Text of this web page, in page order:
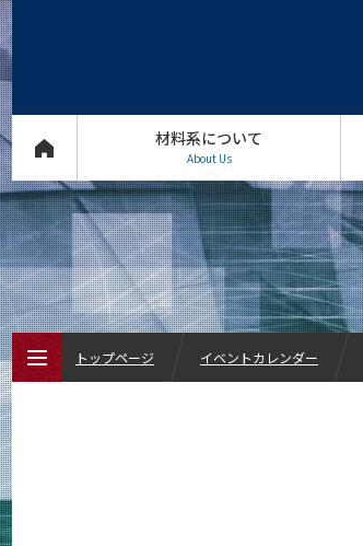
材料系について
About Us
トップページ イベントカレンダー